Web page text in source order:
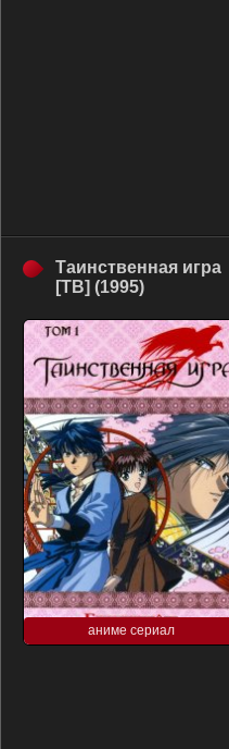
Таинственная игра
[ТВ] (1995)
аниме сериал